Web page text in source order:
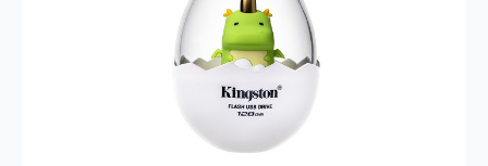
一鍵修復模糊影片、舊照的 AI 好幫手! VideoProc Converter AI 新版全解析 × 年末優惠，一篇全看懂
小朋友才做選擇 投影機 RGB藍牙音響 氛圍情境燈 我通通都要！ Starfish 2 幻彩膠囊投影機｜結合「 智慧投影 & 煥彩流動 」的沈浸式生活新體驗
外型超吸晴~ 給您絕佳操控體驗 GravaStar Mercury K1 系列 異星機械鍵盤與 Mercury X 系列 輕量無線電競滑鼠 開箱 評測
iPhone 17 系列 有認證的防護來囉！ imos 首家導入 UL MCV 行銷宣告驗證的手機配件品牌
小巧好吸不擋鏡頭 有Qi2認證的 ONPRO MagReact MXs2 5000mAh薄型磁吸無線急速行動電源 開箱 評測